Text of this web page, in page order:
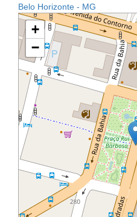
Belo Horizonte - MG
+
−